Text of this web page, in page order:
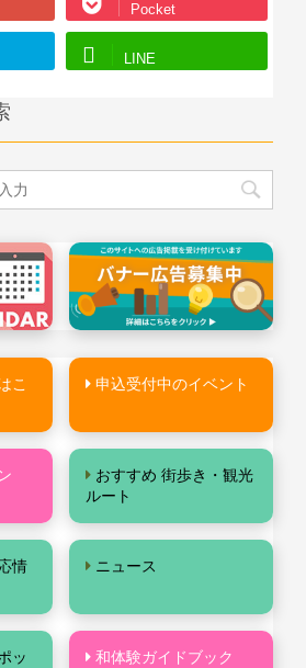
Pocket
LINE
こ
申込受付中のイベント
おすすめ 街歩き・観光
ルート
情
ニュース
ッ
和体験ガイドブック